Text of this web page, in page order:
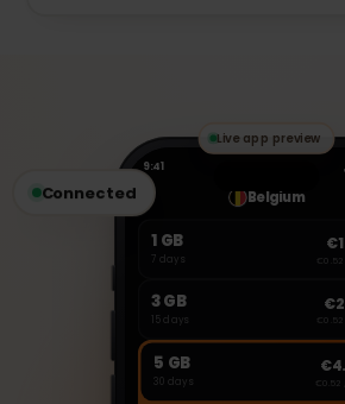
wykonywać połączenia i wysyłać
wiadomości.